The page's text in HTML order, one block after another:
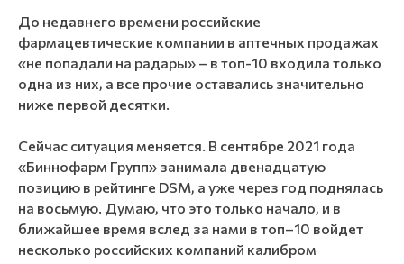
До недавнего времени российские
фармацевтические компании в аптечных продажах
«не попадали на радары» – в топ-10 входила только
одна из них, а все прочие оставались значительно
ниже первой десятки.
Сейчас ситуация меняется. В сентябре 2021 года
«Биннофарм Групп» занимала двенадцатую
позицию в рейтинге DSM, а уже через год поднялась
на восьмую. Думаю, что это только начало, и в
ближайшее время вслед за нами в топ–10 войдет
несколько российских компаний калибром